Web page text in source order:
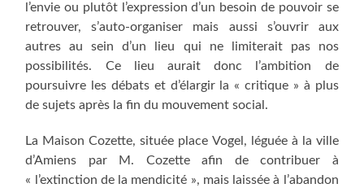
l’envie ou plutôt l’expression d’un besoin de pouvoir se
retrouver, s’auto-organiser mais aussi s’ouvrir aux
autres au sein d’un lieu qui ne limiterait pas nos
possibilités. Ce lieu aurait donc l’ambition de
poursuivre les débats et d’élargir la « critique » à plus
de sujets après la fin du mouvement social.
La Maison Cozette, située place Vogel, léguée à la ville
d’Amiens par M. Cozette afin de contribuer à
« l’extinction de la mendicité », mais laissée à l’abandon